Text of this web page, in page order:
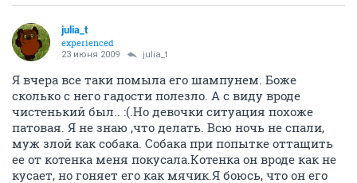
julia_t
experienced
23 июня 2009 julia_t
Я вчера все таки помыла его шампунем. Боже
сколько с него гадости полезло. А с виду вроде
чистенький был.. :(.Но девочки ситуация похоже
патовая. Я не знаю ,что делать. Всю ночь не спали,
муж злой как собака. Собака при попытке оттащить
ее от котенка меня покусала.Котенка он вроде как не
кусает, но гоняет его как мячик.Я боюсь, что он его